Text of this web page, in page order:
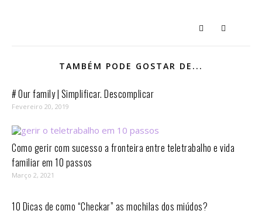
TAMBÉM PODE GOSTAR DE...
# Our family | Simplificar. Descomplicar
Fevereiro 20, 2019
Como gerir com sucesso a fronteira entre teletrabalho e vida
familiar em 10 passos⁣
Março 2, 2021
10 Dicas de como “Checkar” as mochilas dos miúdos?